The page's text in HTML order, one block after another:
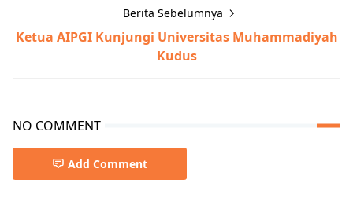
Berita Sebelumnya
Ketua AIPGI Kunjungi Universitas Muhammadiyah
Kudus
NO COMMENT
Add Comment